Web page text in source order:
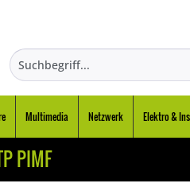
Multimedia Netzwerk Elektro &
PIMF